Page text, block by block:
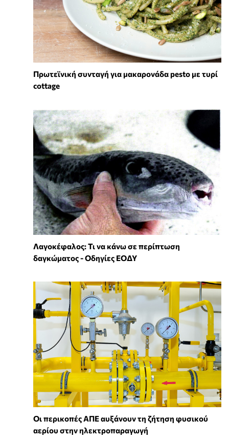
Πρωτεϊνική συνταγή για μακαρονάδα pesto με τυρί
cottage
Λαγοκέφαλος: Τι να κάνω σε περίπτωση
δαγκώματος - Οδηγίες ΕΟΔΥ
Οι περικοπές ΑΠΕ αυξάνουν τη ζήτηση φυσικού
αερίου στην ηλεκτροπαραγωγή